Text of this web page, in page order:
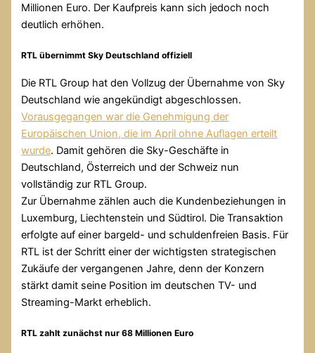
Millionen Euro. Der Kaufpreis kann sich jedoch noch
deutlich erhöhen.
RTL übernimmt Sky Deutschland offiziell
Die RTL Group hat den Vollzug der Übernahme von Sky
Deutschland wie angekündigt abgeschlossen.
Vorausgegangen war die Genehmigung der
Europäischen Union, die im April ohne Auflagen erteilt
wurde. Damit gehören die Sky-Geschäfte in
Deutschland, Österreich und der Schweiz nun
vollständig zur RTL Group.
Zur Übernahme zählen auch die Kundenbeziehungen in
Luxemburg, Liechtenstein und Südtirol. Die Transaktion
erfolgte auf einer bargeld- und schuldenfreien Basis. Für
RTL ist der Schritt einer der wichtigsten strategischen
Zukäufe der vergangenen Jahre, denn der Konzern
stärkt damit seine Position im deutschen TV- und
Streaming-Markt erheblich.
RTL zahlt zunächst nur 68 Millionen Euro